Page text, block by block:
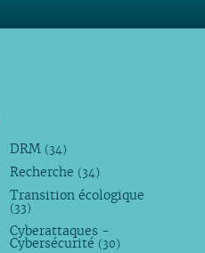
DRM (34)
Recherche (34)
Transition écologique
(33)
Cyberattaques -
Cybersécurité (30)